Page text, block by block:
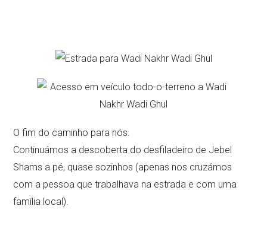
O fim do caminho para nós.
Continuámos a descoberta do desfiladeiro de Jebel
Shams a pé, quase sozinhos (apenas nos cruzámos
com a pessoa que trabalhava na estrada e com uma
família local).